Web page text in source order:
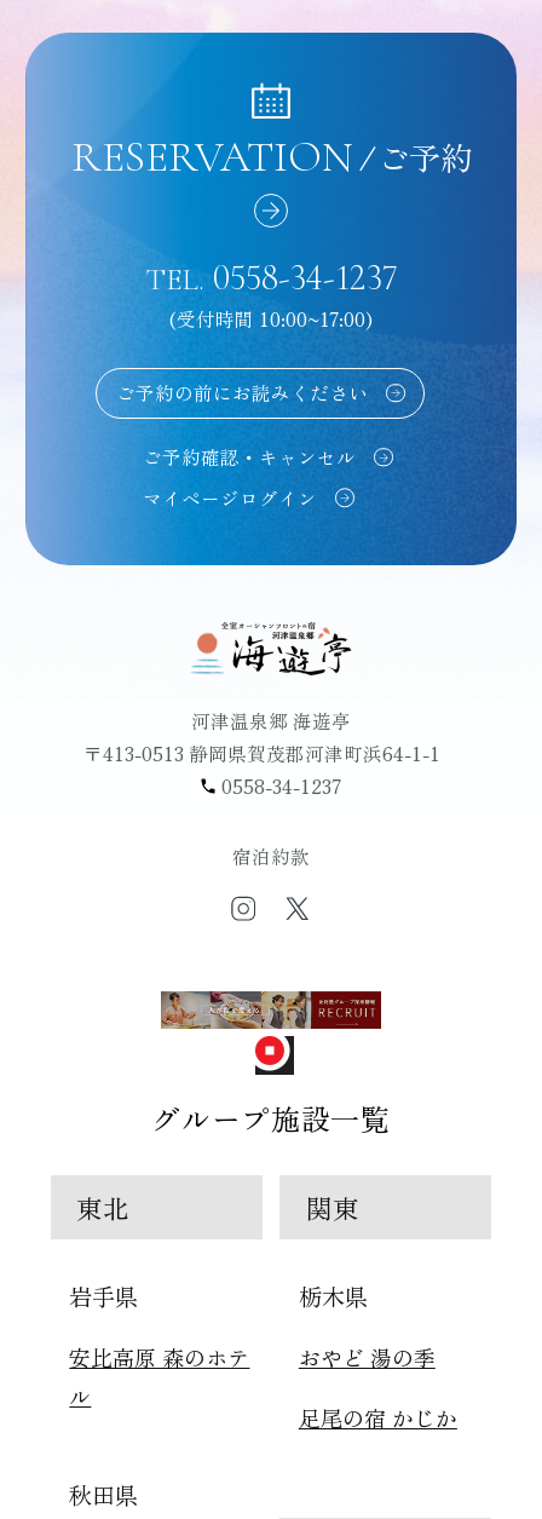
RESERVATION/ご予約
TEL. 0558-34-1237
(受付時間 10:00~17:00)
ご予約の前にお読みください
ご予約確認・キャンセル
マイページログイン
河津温泉郷 海遊亭
〒413-0513 静岡県賀茂郡河津町浜64-1-1
0558-34-1237
宿泊約款
グループ施設一覧
東北
岩手県
安比高原 森のホテ
ル
秋田県
関東
栃木県
おやど 湯の季
足尾の宿 かじか